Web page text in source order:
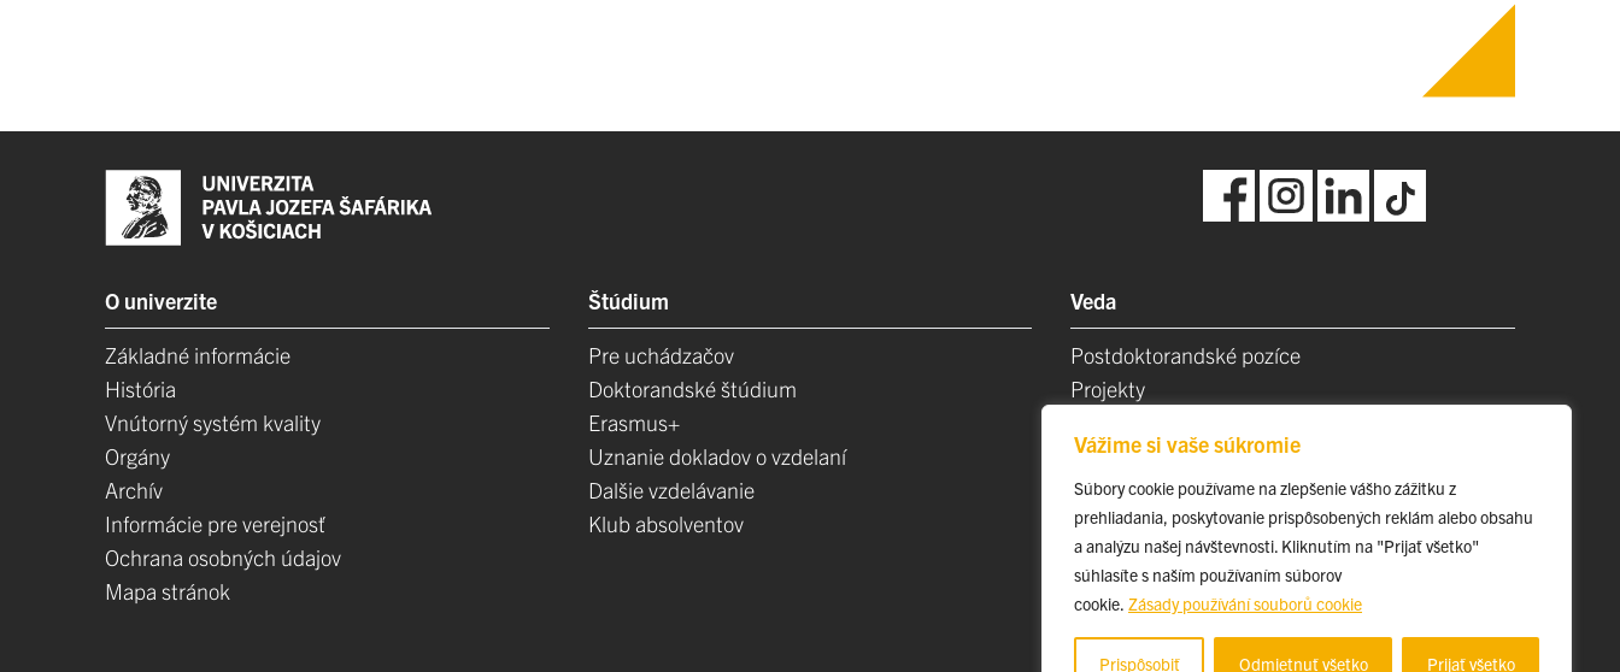
Vážime si vaše súkromie
Súbory cookie používame na zlepšenie vášho zážitku z
prehliadania, poskytovanie prispôsobených reklám alebo obsahu
a analýzu našej návštevnosti. Kliknutím na "Prijať všetko"
súhlasíte s naším používaním súborov
cookie. Zásady používání souborů cookie
Prispôsobiť Odmietnuť všetko Prijať všetko
O univerzite
Základné informácie
História
Vnútorný systém kvality
Orgány
Archív
Informácie pre verejnosť
Ochrana osobných údajov
Mapa stránok
Štúdium
Pre uchádzačov
Doktorandské štúdium
Erasmus+
Uznanie dokladov o vzdelaní
Dalšie vzdelávanie
Klub absolventov
Veda
Postdoktorandské pozíce
Projekty
TIP-UPJŠ
Vedecké parky
Evidencia publikačnej činnosti
Habilitačné a vymenúvacie konania